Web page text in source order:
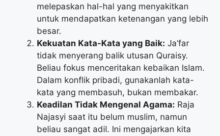
melepaskan hal-hal yang menyakitkan
untuk mendapatkan ketenangan yang lebih
besar.
Kekuatan Kata-Kata yang Baik: Ja’far
tidak menyerang balik utusan Quraisy.
Beliau fokus menceritakan kebaikan Islam.
Dalam konflik pribadi, gunakanlah kata-
kata yang membasuh, bukan membakar.
Keadilan Tidak Mengenal Agama: Raja
Najasyi saat itu belum muslim, namun
beliau sangat adil. Ini mengajarkan kita